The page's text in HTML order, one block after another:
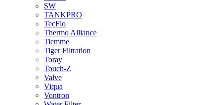
SW
TANKPRO
TecFlo
Thermo Alliance
Tiemme
Tiger Filtration
Toray
Touch-Z
Valve
Viqua
Vontron